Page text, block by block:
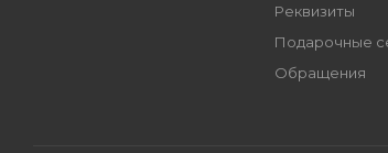
Реквизиты
Подарочные
Обращения